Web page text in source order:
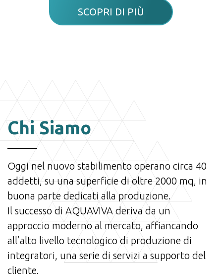
SCOPRI DI PIÙ
Chi Siamo
Oggi nel nuovo stabilimento operano circa 40
addetti, su una superficie di oltre 2000 mq, in
buona parte dedicati alla produzione.
Il successo di AQUAVIVA deriva da un
approccio moderno al mercato, affiancando
all’alto livello tecnologico di produzione di
integratori, una serie di servizi a supporto del
cliente.